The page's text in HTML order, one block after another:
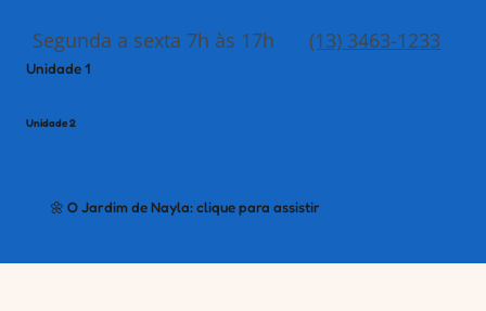
Segunda a sexta 7h às 17h (13) 3463-1233
Unidade 1
Unidade 2
🌼 O Jardim de Nayla: clique para assistir